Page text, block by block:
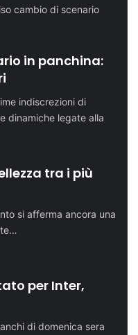
cambio di scenario
in panchina:
indiscrezioni di
dinamiche legate alla
tra i più
si afferma ancora una
per Inter,
di domenica sera